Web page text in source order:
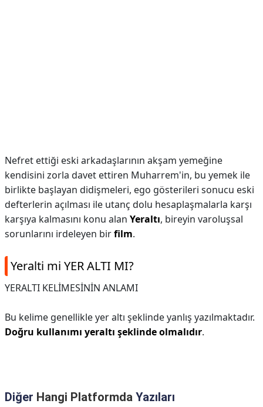
Nefret ettiği eski arkadaşlarının akşam yemeğine
kendisini zorla davet ettiren Muharrem'in, bu yemek ile
birlikte başlayan didişmeleri, ego gösterileri sonucu eski
defterlerin açılması ile utanç dolu hesaplaşmalarla karşı
karşıya kalmasını konu alan Yeraltı, bireyin varoluşsal
sorunlarını irdeleyen birfilm.
Yeralti mi YER ALTI MI?
YERALTI KELİMESİNİN ANLAMI
Bu kelime genellikle yer altı şeklinde yanlış yazılmaktadır.
Doğru kullanımı yeraltı şeklinde olmalıdır.
Diğer Hangi Platformda Yazıları